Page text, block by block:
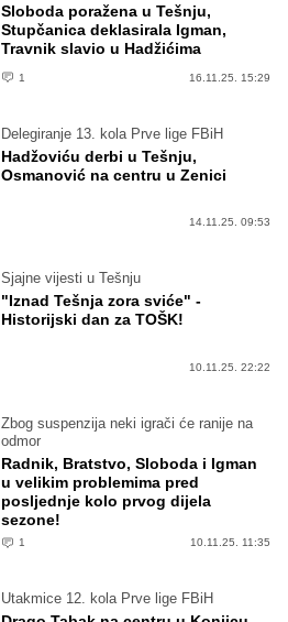
Sloboda poražena u Tešnju,
Stupčanica deklasirala Igman,
Travnik slavio u Hadžićima
1 16.11.25. 15:29
Delegiranje 13. kola Prve lige FBiH
Hadžoviću derbi u Tešnju,
Osmanović na centru u Zenici
14.11.25. 09:53
Sjajne vijesti u Tešnju
"Iznad Tešnja zora sviće" -
Historijski dan za TOŠK!
10.11.25. 22:22
Zbog suspenzija neki igrači će ranije na
odmor
Radnik, Bratstvo, Sloboda i Igman
u velikim problemima pred
posljednje kolo prvog dijela
sezone!
1 10.11.25. 11:35
Utakmice 12. kola Prve lige FBiH